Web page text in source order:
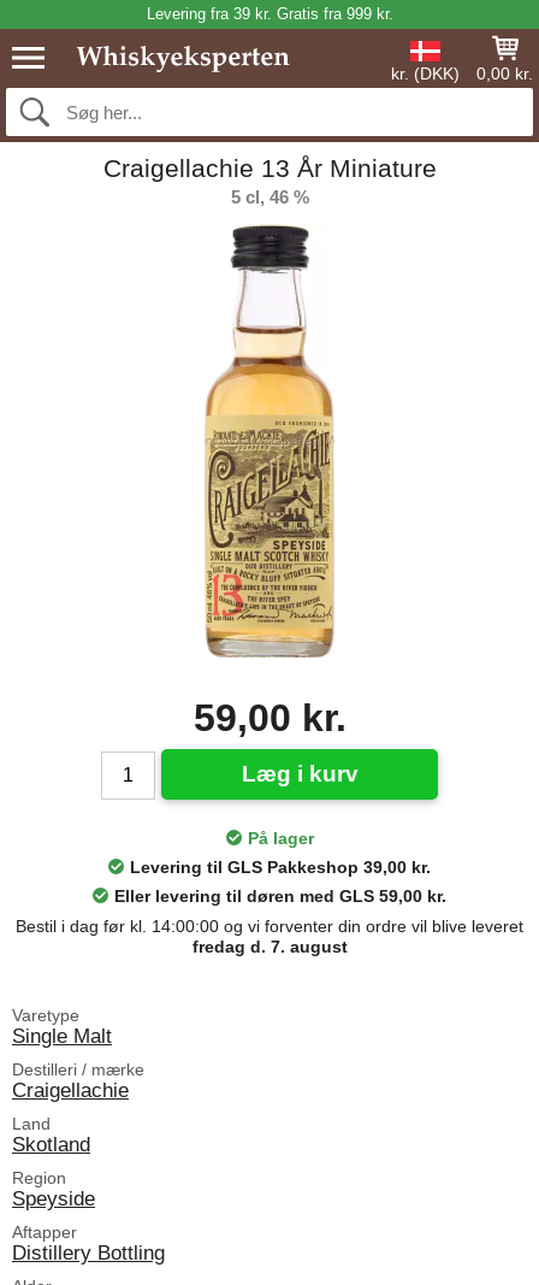
Levering fra 39 kr. Gratis fra 999 kr.
kr. (DKK) 0,00 kr.
Craigellachie 13 År Miniature
5 cl, 46 %
59,00 kr.
Læg i kurv
På lager
Levering til GLS Pakkeshop 39,00 kr.
Eller levering til døren med GLS 59,00 kr.
Bestil i dag før kl. 14:00:00 og vi forventer din ordre vil blive leveret
fredag d. 7. august
Varetype
Single Malt
Destilleri / mærke
Craigellachie
Land
Skotland
Region
Speyside
Aftapper
Distillery Bottling